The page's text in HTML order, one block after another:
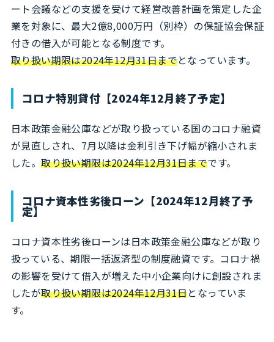
ート会議などの支援を受けて経営改善計画を策定した企
業を対象に、最大2億8,000万円（別枠）の保証協会保証
付きの借入が可能となる制度です。
取り扱い期限は2024年12月31日までとなっています。
コロナ特別貸付【2024年12月終了予定】
日本政策金融公庫などが取り扱っている国のコロナ融資
が見直しされ、7月以降は金利引き下げ幅が縮小されま
した。取り扱い期限は2024年12月31日までです。
コロナ資本性劣後ローン【2024年12月終了予
定】
コロナ資本性劣後ローンは日本政策金融公庫などが取り
扱っている、期限一括返済型の制度融資です。コロナ禍
の影響を受けて借入が増えた中小企業向けに創設されま
したが取り扱い期限は2024年12月31日となっていま
す。